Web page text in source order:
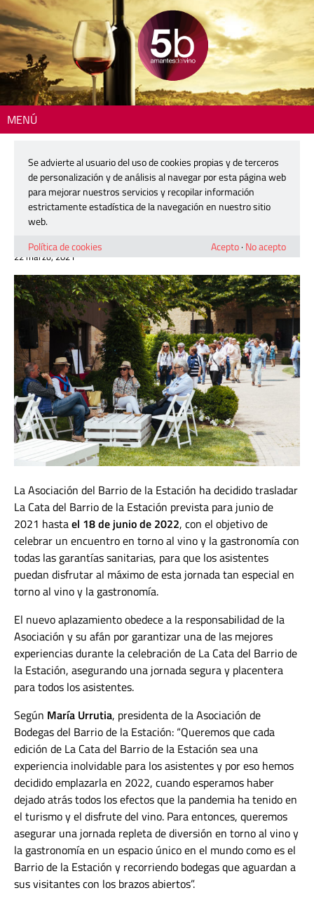
MENÚ
edición para junio de 2022
La Cata del Barrio de la Estación
pospone su 4ª edición para junio de
2022
22 marzo, 2021
La Asociación del Barrio de la Estación ha decidido trasladar
La Cata del Barrio de la Estación prevista para junio de
2021 hastael 18 de junio de 2022, con el objetivo de
celebrar un encuentro en torno al vino y la gastronomía con
todas las garantías sanitarias, para que los asistentes
puedan disfrutar al máximo de esta jornada tan especial en
torno al vino y la gastronomía.
El nuevo aplazamiento obedece a la responsabilidad de la
Asociación y su afán por garantizar una de las mejores
experiencias durante la celebración de La Cata del Barrio de
la Estación, asegurando una jornada segura y placentera
para todos los asistentes.
Según María Urrutia, presidenta de la Asociación de
Bodegas del Barrio de la Estación: “Queremos que cada
edición de La Cata del Barrio de la Estación sea una
experiencia inolvidable para los asistentes y por eso hemos
decidido emplazarla en 2022, cuando esperamos haber
dejado atrás todos los efectos que la pandemia ha tenido en
el turismo y el disfrute del vino. Para entonces, queremos
asegurar una jornada repleta de diversión en torno al vino y
la gastronomía en un espacio único en el mundo como es el
Barrio de la Estación y recorriendo bodegas que aguardan a
sus visitantes con los brazos abiertos”.
Se advierte al usuario del uso de cookies propias y de terceros
de personalización y de análisis al navegar por esta página web
para mejorar nuestros servicios y recopilar información
estrictamente estadística de la navegación en nuestro sitio
web.
Política de cookies
Acepto· No acepto